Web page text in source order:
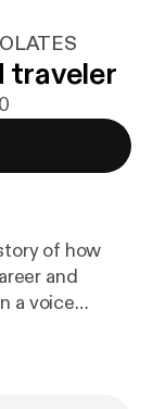
traveler
of how
and